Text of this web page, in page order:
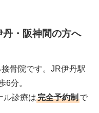
・阪神間の方へ
骨院です。JR伊丹駅
6分。
ル診療は完全予約制で